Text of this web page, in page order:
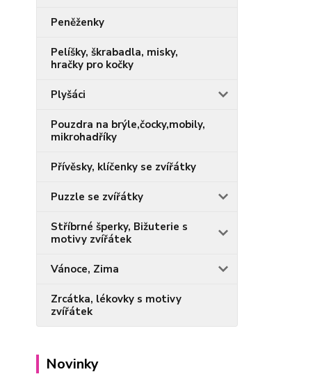
Peněženky
Pelíšky, škrabadla, misky,
hračky pro kočky
Plyšáci
Pouzdra na brýle,čocky,mobily,
mikrohadříky
Přívěsky, klíčenky se zvířátky
Puzzle se zvířátky
Stříbrné šperky, Bižuterie s
motivy zvířátek
Vánoce, Zima
Zrcátka, lékovky s motivy
zvířátek
Novinky